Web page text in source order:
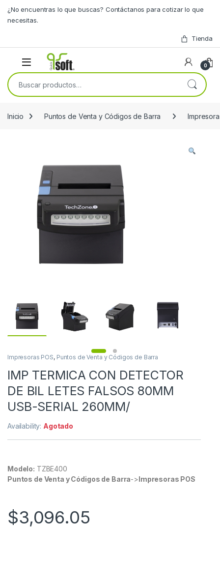
¿No encuentras lo que buscas? Contáctanos para cotizar lo que
necesitas.
Tienda
0
Buscar por:
Inicio Puntos de Venta y Códigos de Barra
Impresoras POS, Puntos de Venta y Códigos de Barra
IMP TERMICA CON DETECTOR
DE BIL LETES FALSOS 80MM
USB-SERIAL 260MM/
Availability: Agotado
Modelo: TZBE400
Puntos de Venta y Códigos de Barra-> Impresoras POS
$3,096.05